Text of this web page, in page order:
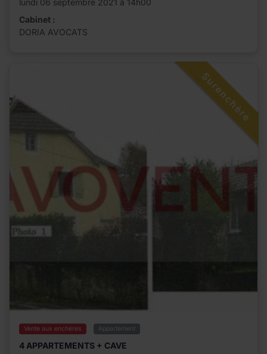
lundi 06 septembre 2021 à 14h00
Cabinet :
DORIA AVOCATS
Vente aux enchères Appartement
4 APPARTEMENTS + CAVE
Surenchère